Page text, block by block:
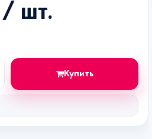
/ шт.
Купить